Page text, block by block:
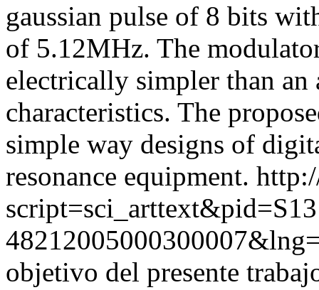
gaussian pulse of 8 bits
of 5.12MHz. The
electrically simpler than an
characteristics. The
simple way designs of
resonance equipment.
objetivo del presente